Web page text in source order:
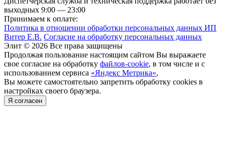
выходных 9:00 — 23:00
Принимаем к оплате:
Политика в отношении обработки персональных данных ИП
Витер Е.В. Согласие на обработку персональных данных
Элит © 2026 Все права защищены
Продолжая пользование настоящим сайтом Вы выражаете
свое согласие на обработку файлов-cookie, в том числе и с
использованием сервиса «Яндекс Метрика»,
Вы можете самостоятельно запретить обработку cookies в
настройках своего браузера.
Я согласен